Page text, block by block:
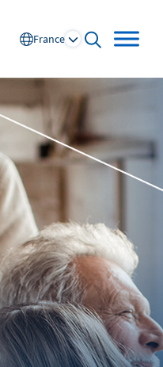
France
Portugal
Russia
Spain
Switzerland DE FR
Nordics
UK and Ireland